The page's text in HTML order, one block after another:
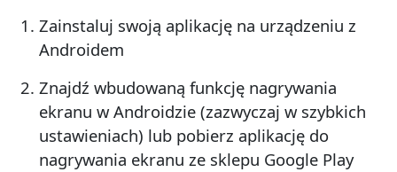
Zainstaluj swoją aplikację na urządzeniu z
Androidem
Znajdź wbudowaną funkcję nagrywania
ekranu w Androidzie (zazwyczaj w szybkich
ustawieniach) lub pobierz aplikację do
nagrywania ekranu ze sklepu Google Play